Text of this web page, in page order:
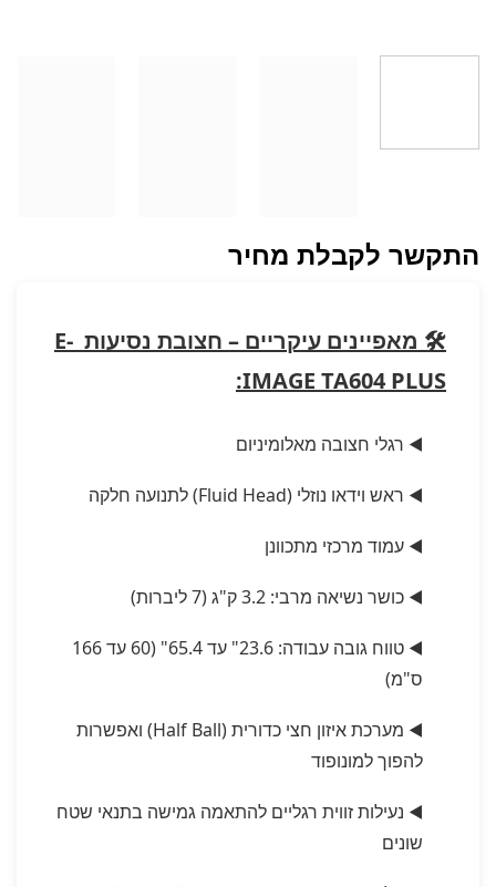
התקשר לקבלת מחיר
🛠 מאפיינים עיקריים – חצובת נסיעות E-
IMAGE TA604 PLUS:
◀️ רגלי חצובה מאלומיניום
◀️ ראש וידאו נוזלי (Fluid Head) לתנועה חלקה
◀️ עמוד מרכזי מתכוונן
◀️ כושר נשיאה מרבי: 3.2 ק"ג (7 ליברות)
◀️ טווח גובה עבודה: 23.6" עד 65.4" (60 עד 166
ס"מ)
◀️ מערכת איזון חצי כדורית (Half Ball) ואפשרות
להפוך למונופוד
◀️ נעילות זווית רגליים להתאמה גמישה בתנאי שטח
שונים